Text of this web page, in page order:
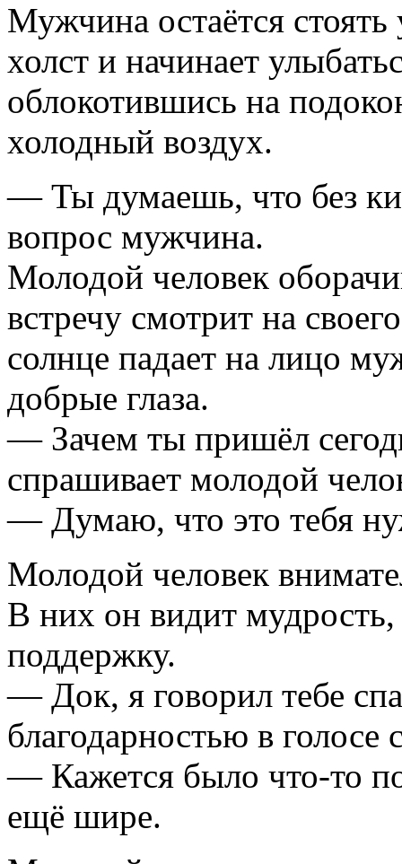
Мужчина остаётся
холст и начинает
облокотившись на
холодный воздух.
— Ты думаешь, что без
вопрос мужчина.
Молодой человек
встречу смотрит на
солнце падает на лицо
добрые глаза.
— Зачем ты пришёл
спрашивает молодой
— Думаю, что это тебя
Молодой человек
В них он видит мудрость,
поддержку.
— Док, я говорил тебе
благодарностью в
— Кажется было что-то
ещё шире.